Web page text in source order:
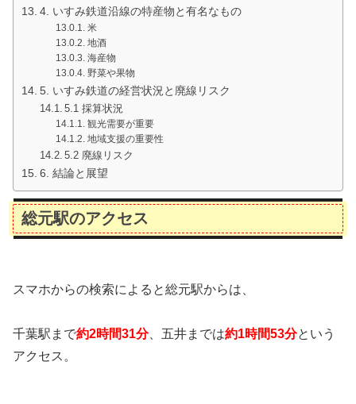
4. いすみ鉄道沿線の特産物と有名なもの
米
地酒
海産物
野菜や果物
5. いすみ鉄道の経営状況と廃線リスク
5.1 採算状況
観光需要が重要
地域支援の重要性
5.2 廃線リスク
6. 結論と展望
総元駅のアクセス
スマホからの検索によると総元駅からは、
千葉駅まで約2時間31分、五井までは約1時間53分という
アクセス。